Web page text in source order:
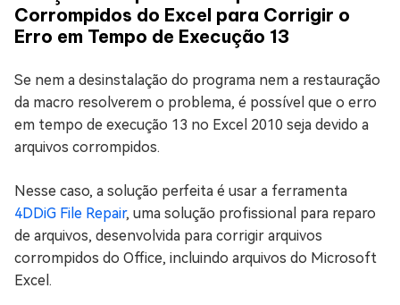
Corrompidos do Excel para Corrigir o
Erro em Tempo de Execução 13
Se nem a desinstalação do programa nem a restauração
da macro resolverem o problema, é possível que o erro
em tempo de execução 13 no Excel 2010 seja devido a
arquivos corrompidos.
Nesse caso, a solução perfeita é usar a ferramenta
4DDiG File Repair, uma solução profissional para reparo
de arquivos, desenvolvida para corrigir arquivos
corrompidos do Office, incluindo arquivos do Microsoft
Excel.